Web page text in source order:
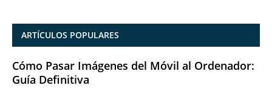
ARTÍCULOS POPULARES
Cómo Pasar Imágenes del Móvil al Ordenador:
Guía Definitiva